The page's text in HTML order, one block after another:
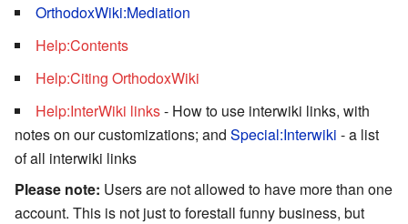
OrthodoxWiki:Mediation
Help:Contents
Help:Citing OrthodoxWiki
Help:InterWiki links- How to use interwiki links, with
notes on our customizations; and Special:Interwiki - a list
of all interwiki links
Please note: Users are not allowed to have more than one
account. This is not just to forestall funny business, but